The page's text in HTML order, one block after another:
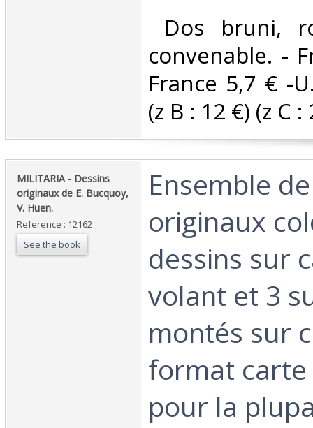
Dos bruni,
convenable. -
France 5,7 € -
(z B : 12 €) (z C :
‎MILITARIA - Dessins
originaux de E. Bucquoy,
V. Huen.‎
Reference : 12162
See the book
‎Ensemble
originaux
dessins sur
volant et 3
montés sur
format
pour la